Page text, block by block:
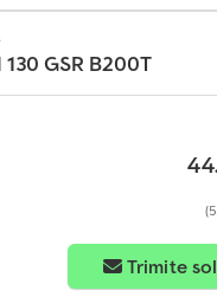
01 Clasa de emisii:
de lucru hidraulică, Vehicul
200 kg Număr de
vehicul: Mașina este în
Prețul este NETTO
GSR B200T
Trimite